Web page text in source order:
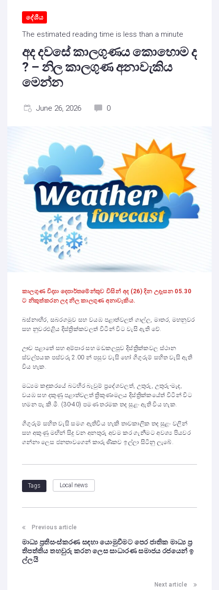
දේශීය
The estimated reading time is less than a minute
අද දවසේ කාලගුණය කොහොම ද
? – නිල කාලගුණ අනාවැකිය
මෙන්න
June 26, 2026 0
කාලගුණ විද්‍යා දෙපාර්තමේන්තුව විසින් අද (26) දින උදෑසන 05.30
ට නිකුත්කරන ලද නිල කාලගුණ අනාවැකිය.
බස්නාහිර, සබරගමුව සහ වයඹ පළාත්වලත් ගාල්ල, මාතර, මහනුවර
සහ නුවරඑළිය දිස්ත්‍රික්කවලත් විටින් විට වැසි ඇති වේ.
ඌව පළාතේ සහ අම්පාර සහ මඩකලපුව දිස්ත්‍රික්කවල ස්ථාන
ස්වල්පයක පස්වරු 2.00 න් පසුව වැසි හෝ ගිගුරුම් සහිත වැසි ඇති
විය හැක.
මධ්‍යම කඳුකරයේ බටහිර බෑවුම් ප්‍රදේශවලත්, උතුරු, උතුරු-මැද,
වයඹ සහ දකුණු පළාත්වලත් ත්‍රිකුණාමලය දිස්ත්‍රික්කයේත් විටින් විට
හමන පැ.කි.මී. (30-40) පමණ තරමක තද සුළං ඇති විය හැක.
ගිගුරුම් සහිත වැසි සමග ඇතිවිය හැකි තාවකාලික තද සුළං වලින්
සහ අකුණු මඟින් සිදු වන අනතුරු අවම කර ගැනීමට අවශ්‍ය පියවර
ගන්නා ලෙස ජනතාවගෙන් කාරුණිකව ඉල්ලා සිටිනු ලැබේ.
Tags Local news
Previous article
මාධ්‍ය ප්‍රතිසංස්කරණ සඳහා යොමුවීමට පෙර ජාතික මාධ්‍ය ප්‍ර
තිපත්තිය තහවුරු කරන ලෙස සාධාරණ සමාජය රජයෙන් ඉ
ල්ලයි
Next article